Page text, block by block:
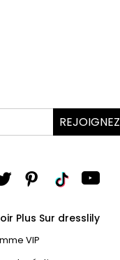
REJOIGNEZ
Plus Sur dresslily
VIP